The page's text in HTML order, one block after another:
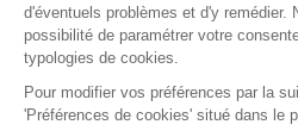
d'éventuels problèmes et d'y remédier.
possibilité de paramétrer votre
typologies de cookies.
Pour modifier vos préférences par la
'Préférences de cookies' situé dans le
Axeptio